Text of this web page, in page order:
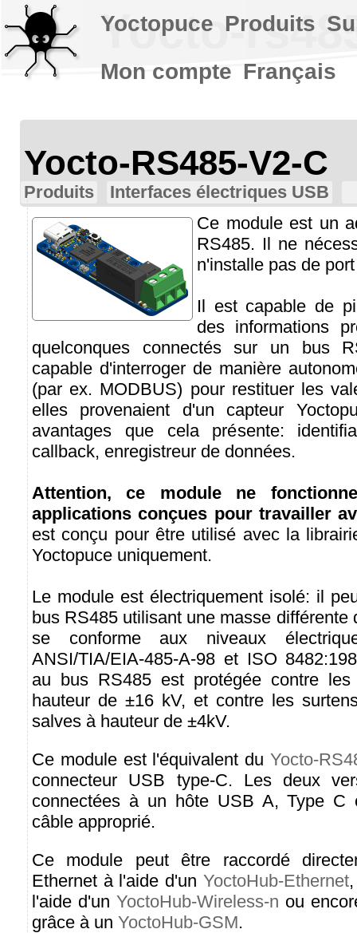
Yocto-
Yocto-RS485-V2-C
Produits
Interfaces électriques USB
Ce module est un
RS485. Il ne
n'installe pas de
Il est capable de
des informations
quelconques connectés sur un bus
capable d'interroger de manière
(par ex. MODBUS) pour restituer les
elles provenaient d'un capteur
avantages que cela présente:
callback, enregistreur de données.
Attention, ce module ne
applications conçues pour travailler
est conçu pour être utilisé avec la
Yoctopuce uniquement.
Le module est électriquement isolé: il
bus RS485 utilisant une masse différente
se conforme aux niveaux
ANSI/TIA/EIA-485-A-98 et ISO
au bus RS485 est protégée contre
hauteur de ±16 kV, et contre les
salves à hauteur de ±4kV.
Ce module est l'équivalent du Yocto-
connecteur USB type-C. Les deux
connectées à un hôte USB A, Type C
câble approprié.
Ce module peut être raccordé
Ethernet à l'aide d'un YoctoHub-Ethernet
l'aide d'un YoctoHub-Wireless-n ou
grâce à un YoctoHub-GSM.
Yoctopuce Produits
Mon compte Français